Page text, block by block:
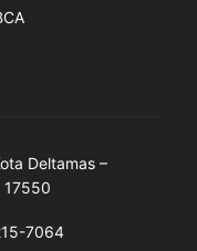
Deltamas –
17550
7064